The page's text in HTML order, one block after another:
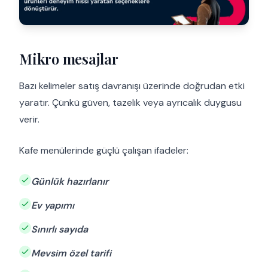
Mikro mesajlar
Bazı kelimeler satış davranışı üzerinde doğrudan etki
yaratır. Çünkü güven, tazelik veya ayrıcalık duygusu
verir.
Kafe menülerinde güçlü çalışan ifadeler:
Günlük hazırlanır
Ev yapımı
Sınırlı sayıda
Mevsim özel tarifi